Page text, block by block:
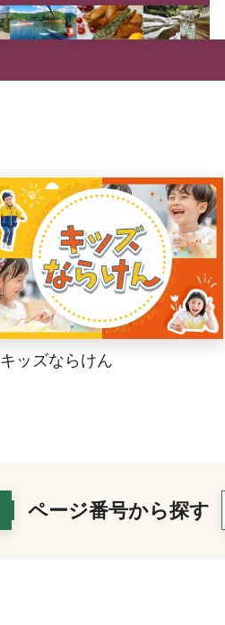
キッズならけん
ページ番号から探す